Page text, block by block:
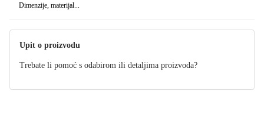
Dimenzije, materijal...
Upit o proizvodu
Trebate li pomoć s odabirom ili detaljima proizvoda?